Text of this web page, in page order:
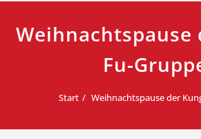
Weihnachtspause
Fu-
Start Weihnachtspause der